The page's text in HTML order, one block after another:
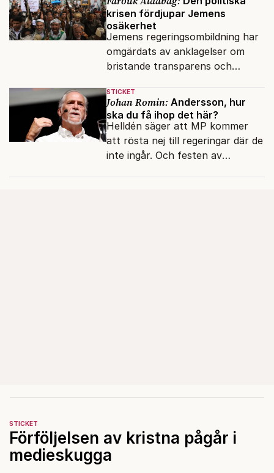
krisen fördjupar Jemens
osäkerhet
Jemens regeringsombildning har
omgärdats av anklagelser om
bristande transparens och
internationella biståndsmedel.
STICKET
Johan Romin: Andersson, hur
ska du få ihop det här?
Helldén säger att MP kommer
att rösta nej till regeringar där de
inte ingår. Och festen av
STICKET
Förföljelsen av kristna pågår i
medieskugga